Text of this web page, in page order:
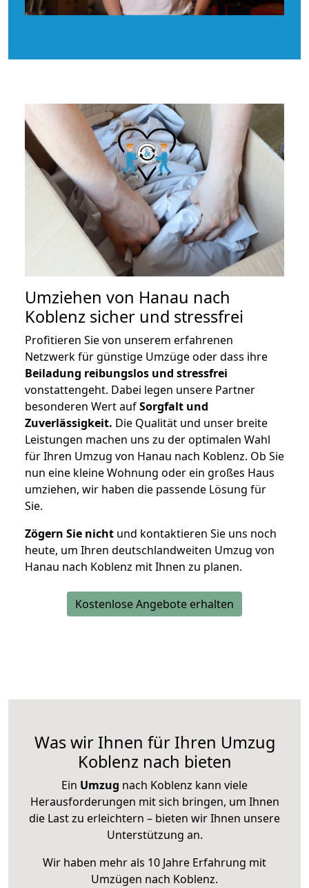
Umziehen von Hanau nach
Koblenz sicher und stressfrei
Profitieren Sie von unserem erfahrenen
Netzwerk für günstige Umzüge oder dass ihre
Beiladung reibungslos und stressfrei
vonstattengeht. Dabei legen unsere Partner
besonderen Wert aufSorgfalt und
Zuverlässigkeit. Die Qualität und unser breite
Leistungen machen uns zu der optimalen Wahl
für Ihren Umzug von Hanau nach Koblenz. Ob Sie
nun eine kleine Wohnung oder ein großes Haus
umziehen, wir haben die passende Lösung für
Sie.
Zögern Sie nicht und kontaktieren Sie uns noch
heute, um Ihren deutschlandweiten Umzug von
Hanau nach Koblenz mit Ihnen zu planen.
Kostenlose Angebote erhalten
Was wir Ihnen für Ihren Umzug
Koblenz nach bieten
Ein Umzug nach Koblenz kann viele
Herausforderungen mit sich bringen, um Ihnen
die Last zu erleichtern – bieten wir Ihnen unsere
Unterstützung an.
Wir haben mehr als 10 Jahre Erfahrung mit
Umzügen nach Koblenz.